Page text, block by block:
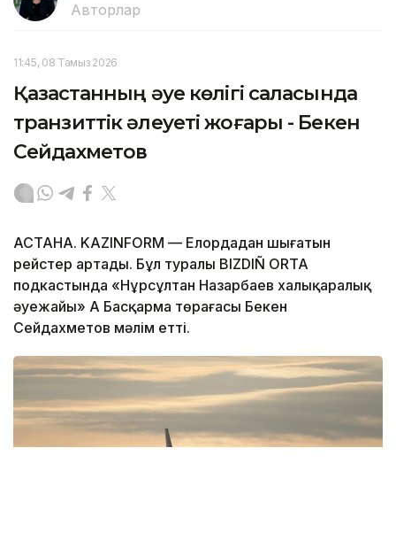
Авторлар
11:45, 08 Тамыз 2026
Қазақстанның әуе көлігі саласында
транзиттік әлеуеті жоғары - Бекен
Сейдахметов
АСТАНА. KAZINFORM — Елордадан шығатын
рейстер артады. Бұл туралы BIZDIÑ ORTA
подкастында «Нұрсұлтан Назарбаев халықаралық
әуежайы» АҚ Басқарма төрағасы Бекен
Сейдахметов мәлім етті.